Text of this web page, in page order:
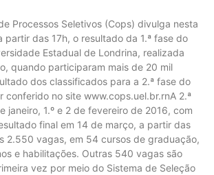
Processos Seletivos (Cops) divulga nesta
partir das 17h, o resultado da 1.ª fase do
Estadual de Londrina, realizada
quando participaram mais de 20 mil
dos classificados para a 2.ª fase do
conferido no site www.cops.uel.br.rnA 2.ª
janeiro, 1.º e 2 de fevereiro de 2016, com
final em 14 de março, a partir das
2.550 vagas, em 54 cursos de graduação,
e habilitações. Outras 540 vagas são
vez por meio do Sistema de Seleção